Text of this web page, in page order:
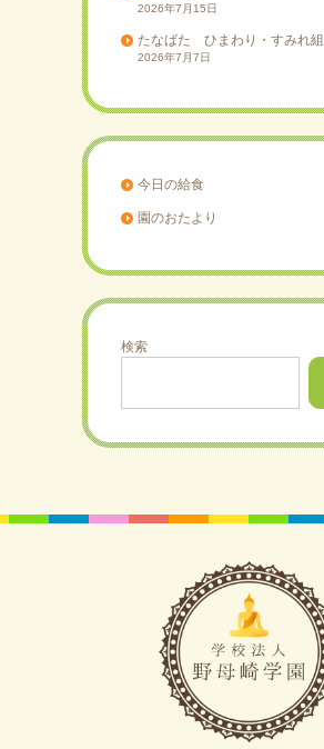
2026年7月15日
たなばた ひまわり・すみれ組
2026年7月7日
今日の給食
園のおたより
検索